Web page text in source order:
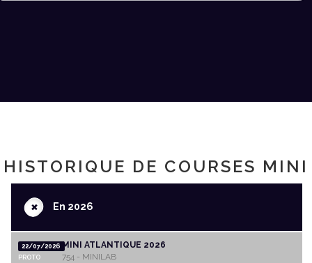
HISTORIQUE DE COURSES MINI
+En 2026
22/07/2026
PROTO
MINI ATLANTIQUE 2026
754 - MINILAB